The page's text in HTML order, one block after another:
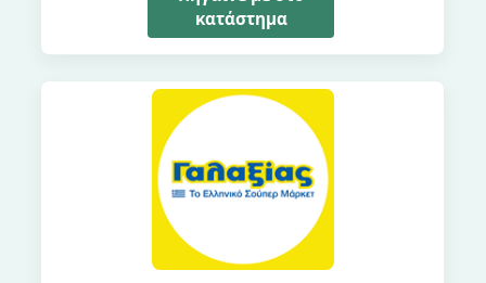
κατάστημα